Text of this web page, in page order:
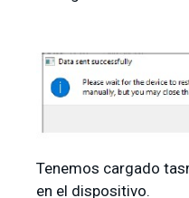
Tenemos cargado
en el dispositivo.